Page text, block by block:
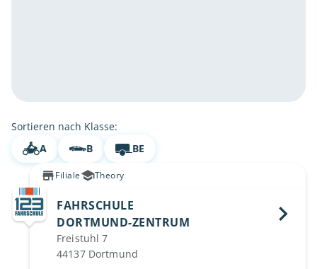
Sortieren nach Klasse:
A
B BE
Filiale Theory
FAHRSCHULE
DORTMUND-ZENTRUM
Freistuhl 7
44137 Dortmund